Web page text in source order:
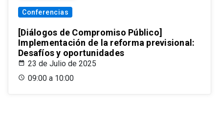
Conferencias
[Diálogos de Compromiso Público]
Implementación de la reforma previsional:
Desafíos y oportunidades
23 de Julio de 2025
09:00 a 10:00